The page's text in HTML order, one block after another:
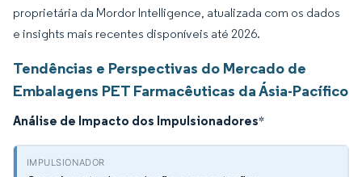
proprietária da Mordor Intelligence, atualizada com os dados
e insights mais recentes disponíveis até 2026.
Tendências e Perspectivas do Mercado de
Embalagens PET Farmacêuticas da Ásia-Pacífico
Análise de Impacto dos Impulsionadores*